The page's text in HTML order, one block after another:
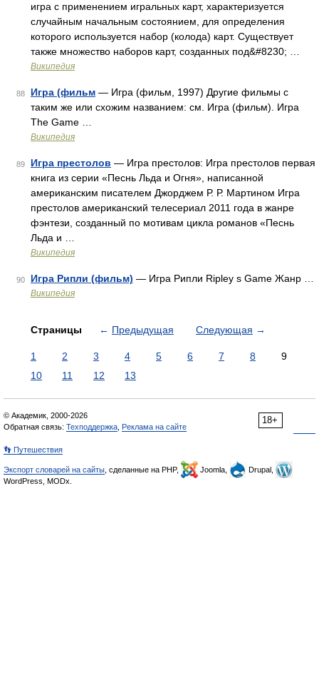
игра с применением игральных карт, характеризуется
случайным начальным состоянием, для определения
которого используется набор (колода) карт. Существует
также множество наборов карт, созданных под&#8230; …
Википедия
88 Игра (фильм — Игра (фильм, 1997) Другие фильмы с
таким же или схожим названием: см. Игра (фильм). Игра
The Game …
Википедия
89 Игра престолов — Игра престолов: Игра престолов первая
книга из серии «Песнь Льда и Огня», написанной
американским писателем Джорджем Р. Р. Мартином Игра
престолов американский телесериал 2011 года в жанре
фэнтези, созданный по мотивам цикла романов «Песнь
Льда и …
Википедия
90 Игра Рипли (фильм) — Игра Рипли Ripley s Game Жанр …
Википедия
Страницы ← Предыдущая Следующая →
1 2 3 4 5 6 7 8
9
10
11 12 13
18+
© Академик, 2000-2026
Обратная связь: Техподдержка Реклама на сайте
👣 Путешествия
Экспорт словарей на сайты , сделанные на PHP, Joomla,
Drupal,
WordPress, MODx.